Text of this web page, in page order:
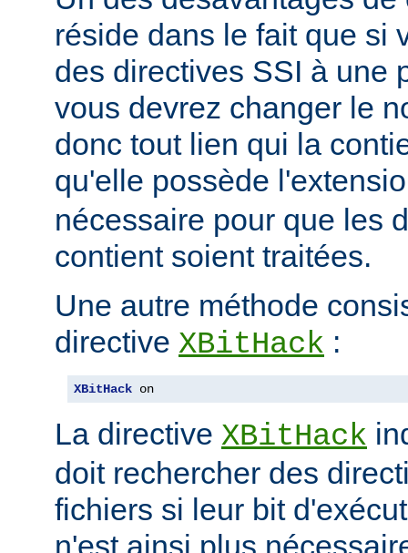
réside dans le fait que si
des directives SSI à une
vous devrez changer le
donc tout lien qui la
qu'elle possède
nécessaire pour que les
contient soient traitées.
Une autre méthode
directive XBitHack :
XBitHack on
La directive XBitHack
doit rechercher des
fichiers si leur bit